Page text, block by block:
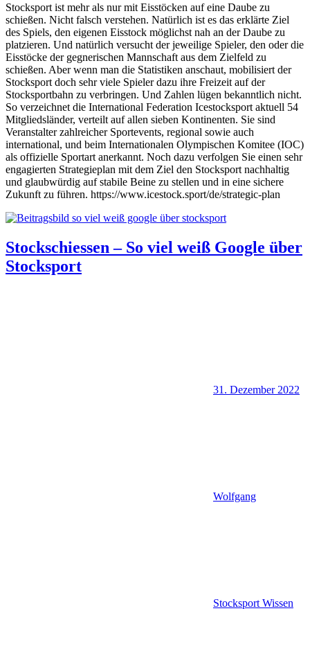
Stocksport ist mehr als nur mit Eisstöcken auf eine Daube zu
schießen. Nicht falsch verstehen. Natürlich ist es das erklärte Ziel
des Spiels, den eigenen Eisstock möglichst nah an der Daube zu
platzieren. Und natürlich versucht der jeweilige Spieler, den oder die
Eisstöcke der gegnerischen Mannschaft aus dem Zielfeld zu
schießen. Aber wenn man die Statistiken anschaut, mobilisiert der
Stocksport doch sehr viele Spieler dazu ihre Freizeit auf der
Stocksportbahn zu verbringen. Und Zahlen lügen bekanntlich nicht.
So verzeichnet die International Federation Icestocksport aktuell 54
Mitgliedsländer, verteilt auf allen sieben Kontinenten. Sie sind
Veranstalter zahlreicher Sportevents, regional sowie auch
international, und beim Internationalen Olympischen Komitee (IOC)
als offizielle Sportart anerkannt. Noch dazu verfolgen Sie einen sehr
engagierten Strategieplan mit dem Ziel den Stocksport nachhaltig
und glaubwürdig auf stabile Beine zu stellen und in eine sichere
Zukunft zu führen. https://www.icestock.sport/de/strategic-plan
Stockschiessen – So viel weiß Google über
Stocksport
31. Dezember 2022
Wolfgang
Stocksport Wissen